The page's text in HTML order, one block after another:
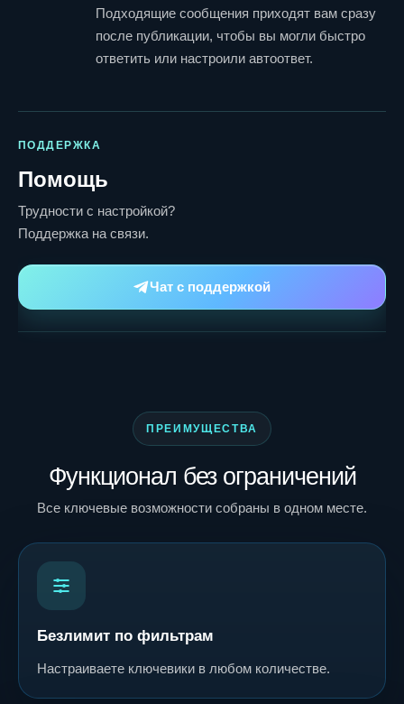
ПОДДЕРЖКА
Помощь
Трудности с настройкой?
Поддержка на связи.
Чат с поддержкой
Подходящие сообщения приходят вам сразу
после публикации, чтобы вы могли быстро
ответить или настроили автоответ.
ПРЕИМУЩЕСТВА
Функционал без ограничений
Все ключевые возможности собраны в одном месте.
Безлимит по фильтрам
Настраиваете ключевики в любом количестве.